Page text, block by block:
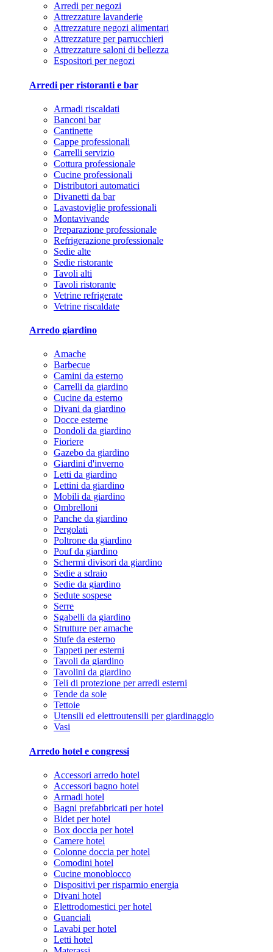
Arredi per negozi
Attrezzature lavanderie
Attrezzature negozi alimentari
Attrezzature per parrucchieri
Attrezzature saloni di bellezza
Espositori per negozi
Arredi per ristoranti e bar
Armadi riscaldati
Banconi bar
Cantinette
Cappe professionali
Carrelli servizio
Cottura professionale
Cucine professionali
Distributori automatici
Divanetti da bar
Lavastoviglie professionali
Montavivande
Preparazione professionale
Refrigerazione professionale
Sedie alte
Sedie ristorante
Tavoli alti
Tavoli ristorante
Vetrine refrigerate
Vetrine riscaldate
Arredo giardino
Amache
Barbecue
Camini da esterno
Carrelli da giardino
Cucine da esterno
Divani da giardino
Docce esterne
Dondoli da giardino
Fioriere
Gazebo da giardino
Giardini d'inverno
Letti da giardino
Lettini da giardino
Mobili da giardino
Ombrelloni
Panche da giardino
Pergolati
Poltrone da giardino
Pouf da giardino
Schermi divisori da giardino
Sedie a sdraio
Sedie da giardino
Sedute sospese
Serre
Sgabelli da giardino
Strutture per amache
Stufe da esterno
Tappeti per esterni
Tavoli da giardino
Tavolini da giardino
Teli di protezione per arredi esterni
Tende da sole
Tettoie
Utensili ed elettroutensili per giardinaggio
Vasi
Arredo hotel e congressi
Accessori arredo hotel
Accessori bagno hotel
Armadi hotel
Bagni prefabbricati per hotel
Bidet per hotel
Box doccia per hotel
Camere hotel
Colonne doccia per hotel
Comodini hotel
Cucine monoblocco
Dispositivi per risparmio energia
Divani hotel
Elettrodomestici per hotel
Guanciali
Lavabi per hotel
Letti hotel